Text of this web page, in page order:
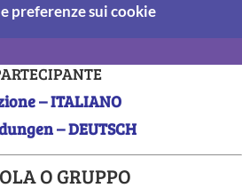
preferenze sui cookie
– ITALIANO
– DEUTSCH
O GRUPPO